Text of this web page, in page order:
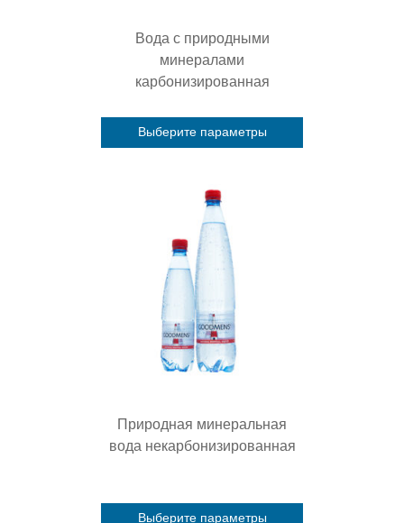
Вода с природными
минералами
карбонизированная
Выберите параметры
имеет
несколько
вариаций.
Опции
выбрать
на
странице
товара.
Природная минеральная
вода некарбонизированная
Выберите параметры